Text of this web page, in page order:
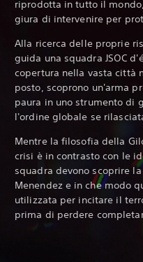
riprodotta in tutto il
giura di intervenire per
Alla ricerca delle proprie
guida una squadra JSOC
copertura nella vasta città
posto, scoprono un'arma
paura in uno strumento di
l'ordine globale se
Mentre la filosofia della
crisi è in contrasto con le
squadra devono scoprire
Menendez e in che modo
utilizzata per incitare il
prima di perdere